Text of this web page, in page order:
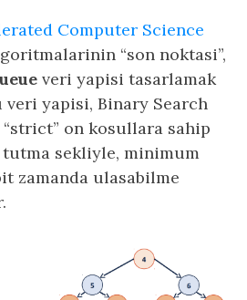
Computer Science
“son noktasi”,
veri yapisi tasarlamak
veri yapisi, Binary Search
“strict” on kosullara sahip
sekliyle, minimum
zamanda ulasabilme